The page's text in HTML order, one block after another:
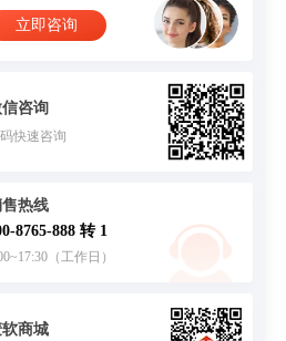
立即咨询
咨询
快速咨询
热线
8765-888 转 1
（工作日）
商城